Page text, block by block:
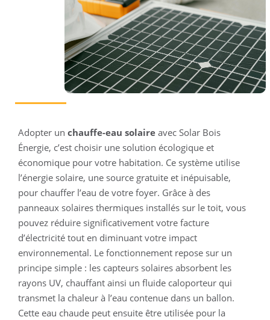
Adopter un chauffe-eau solaire avec Solar Bois
Énergie, c’est choisir une solution écologique et
économique pour votre habitation. Ce système utilise
l’énergie solaire, une source gratuite et inépuisable,
pour chauffer l’eau de votre foyer. Grâce à des
panneaux solaires thermiques installés sur le toit, vous
pouvez réduire significativement votre facture
d’électricité tout en diminuant votre impact
environnemental. Le fonctionnement repose sur un
principe simple : les capteurs solaires absorbent les
rayons UV, chauffant ainsi un fluide caloporteur qui
transmet la chaleur à l’eau contenue dans un ballon.
Cette eau chaude peut ensuite être utilisée pour la